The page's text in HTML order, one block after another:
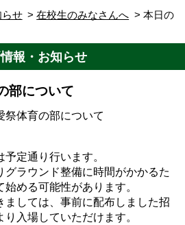
せ 在校生のみなさんへ
本日の
報・お知らせ
部について
体育の部について
定通り行います。
グラウンド整備に時間がかかるた
める可能性があります。
ましては、事前に配布しました招
入場していただけます。